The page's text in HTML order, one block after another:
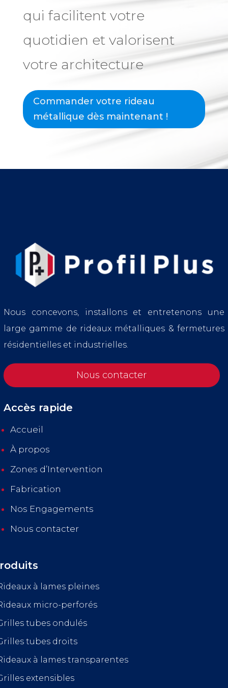
qui facilitent votre
quotidien et valorisent
votre architecture
Commander votre rideau
métallique dès maintenant !
Nous concevons, installons et entretenons une
large gamme de rideaux métalliques & fermetures
résidentielles et industrielles.
Nous contacter
Accès rapide
Accueil
À propos
Zones d’Intervention
Fabrication
Nos Engagements
Nous contacter
à lames pleines
micro-perforés
tubes ondulés
tubes droits
à lames transparentes
extensibles